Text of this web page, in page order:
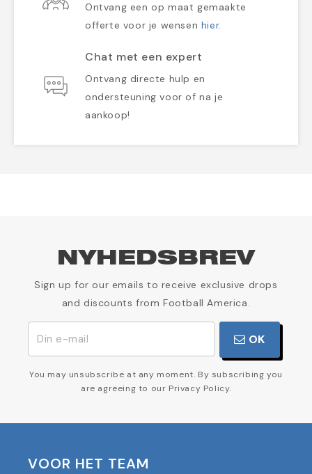
Ontvang een op maat gemaakte
offerte voor je wensen hier.
Chat met een expert
Ontvang directe hulp en
ondersteuning voor of na je
aankoop!
NYHEDSBREV
Sign up for our emails to receive exclusive drops
and discounts from Football America.
OK
You may unsubscribe at any moment. By subscribing you
are agreeing to our Privacy Policy.
VOOR HET TEAM